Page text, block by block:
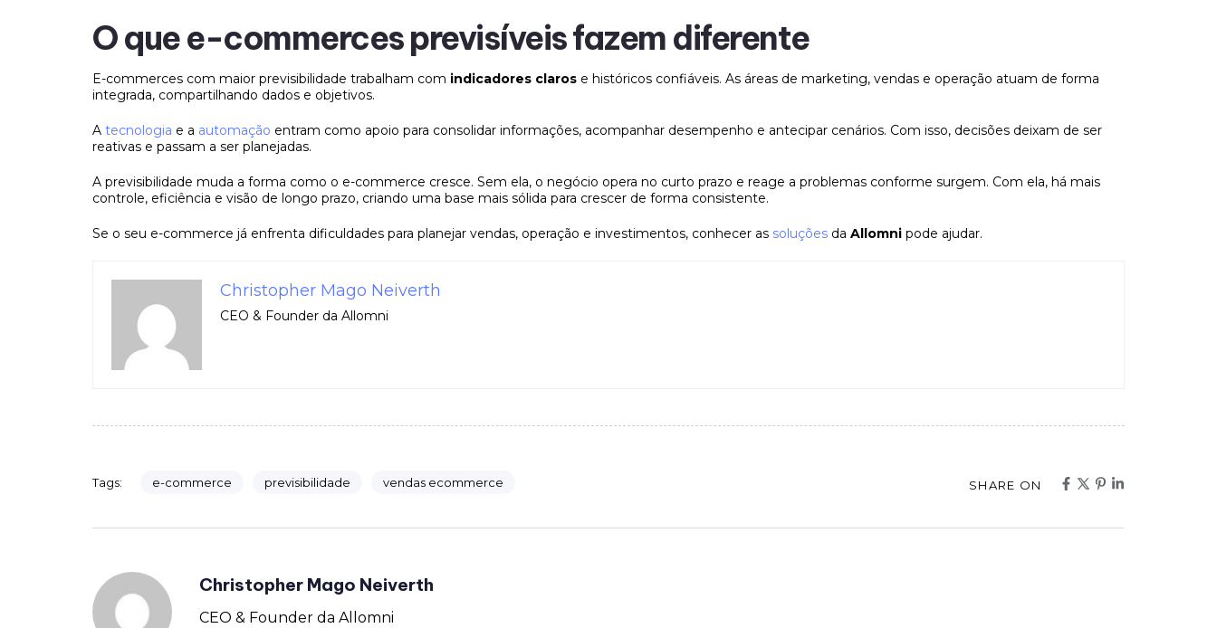
O que e-commerces previsíveis fazem diferente
E-commerces com maior previsibilidade trabalham com indicadores claros e históricos confiáveis. As áreas de marketing, vendas e operação atuam de forma
integrada, compartilhando dados e objetivos.
A tecnologia e a automação entram como apoio para consolidar informações, acompanhar desempenho e antecipar cenários. Com isso, decisões deixam de ser
reativas e passam a ser planejadas.
A previsibilidade muda a forma como o e-commerce cresce. Sem ela, o negócio opera no curto prazo e reage a problemas conforme surgem. Com ela, há mais
controle, eficiência e visão de longo prazo, criando uma base mais sólida para crescer de forma consistente.
Se o seu e-commerce já enfrenta dificuldades para planejar vendas, operação e investimentos, conhecer as soluções da Allomni pode ajudar.
Christopher Mago Neiverth
CEO & Founder da Allomni
Tags: e-commerce previsibilidade vendas ecommerce SHARE ON
Christopher Mago Neiverth
CEO & Founder da Allomni